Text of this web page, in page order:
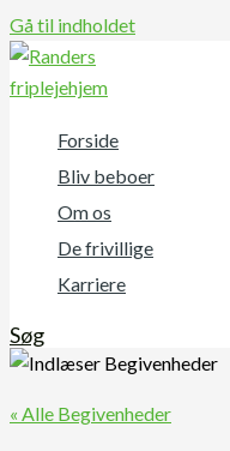
Gå til indholdet
Forside
Bliv beboer
Om os
De frivillige
Karriere
Søg
« Alle Begivenheder